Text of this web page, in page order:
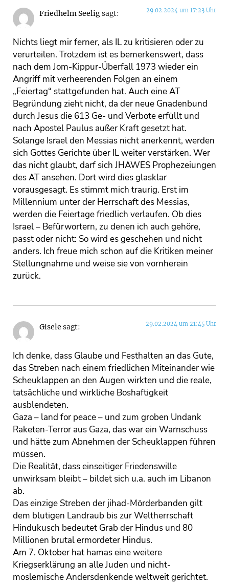
Friedhelm Seeligsagt: 29.02.2024 um 17:23 Uhr
Nichts liegt mir ferner, als IL zu kritisieren oder zu
verurteilen. Trotzdem ist es bemerkenswert, dass
nach dem Jom-Kippur-Überfall 1973 wieder ein
Angriff mit verheerenden Folgen an einem
„Feiertag“ stattgefunden hat. Auch eine AT
Begründung zieht nicht, da der neue Gnadenbund
durch Jesus die 613 Ge- und Verbote erfüllt und
nach Apostel Paulus außer Kraft gesetzt hat.
Solange Israel den Messias nicht anerkennt, werden
sich Gottes Gerichte über IL weiter verstärken. Wer
das nicht glaubt, darf sich JHAWES Prophezeiungen
des AT ansehen. Dort wird dies glasklar
vorausgesagt. Es stimmt mich traurig. Erst im
Millennium unter der Herrschaft des Messias,
werden die Feiertage friedlich verlaufen. Ob dies
Israel – Befürwortern, zu denen ich auch gehöre,
passt oder nicht: So wird es geschehen und nicht
anders. Ich freue mich schon auf die Kritiken meiner
Stellungnahme und weise sie von vornherein
zurück.
Gisele sagt: 29.02.2024 um 21:45 Uhr
Ich denke, dass Glaube und Festhalten an das Gute,
das Streben nach einem friedlichen Miteinander wie
Scheuklappen an den Augen wirkten und die reale,
tatsächliche und wirkliche Boshaftigkeit
ausblendeten.
Gaza – land for peace – und zum groben Undank
Raketen-Terror aus Gaza, das war ein Warnschuss
und hätte zum Abnehmen der Scheuklappen führen
müssen.
Die Realität, dass einseitiger Friedenswille
unwirksam bleibt – bildet sich u.a. auch im Libanon
ab.
Das einzige Streben der jihad-Mörderbanden gilt
dem blutigen Landraub bis zur Weltherrschaft
Hindukusch bedeutet Grab der Hindus und 80
Millionen brutal ermordeter Hindus.
Am 7. Oktober hat hamas eine weitere
Kriegserklärung an alle Juden und nicht-
moslemische Andersdenkende weltweit gerichtet.